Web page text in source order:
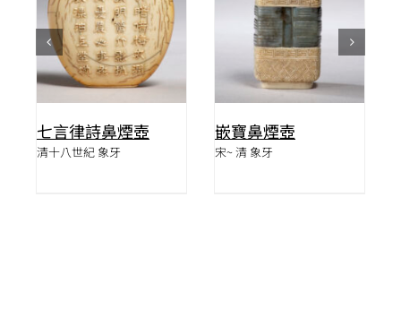
七言律詩鼻煙壺
清十八世紀 象牙
嵌寶鼻煙壺
宋~ 清 象牙